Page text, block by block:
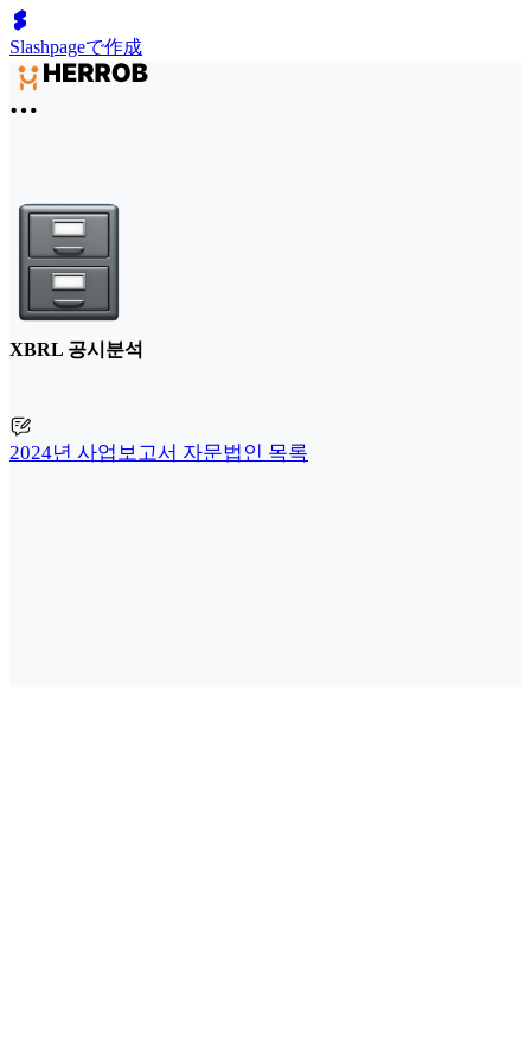
Slashpageで作成
XBRL 공시분석
2024년 사업보고서 자문법인 목록